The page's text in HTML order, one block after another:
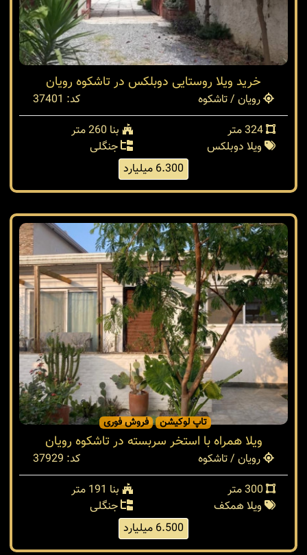
خرید ویلا روستایی دوبلکس در تاشکوه رویان
رویان / تاشکوه
کد: 37401
بنا 260 متر
ویلا دوبلکس
جنگلی
6.300 میلیارد
تاپ لوکیشن فروش فوری
ویلا همراه با استخر سربسته در تاشکوه رویان
رویان / تاشکوه
کد: 37929
بنا 191 متر
ویلا همکف
جنگلی
6.500 میلیارد